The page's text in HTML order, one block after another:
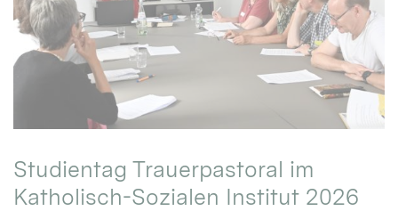
Studientag Trauerpastoral im
Katholisch-Sozialen Institut 2026